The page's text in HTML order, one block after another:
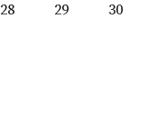
28 29
30